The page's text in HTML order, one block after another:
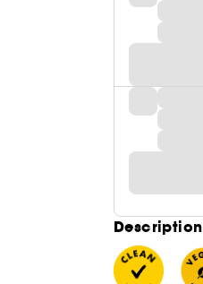
Description